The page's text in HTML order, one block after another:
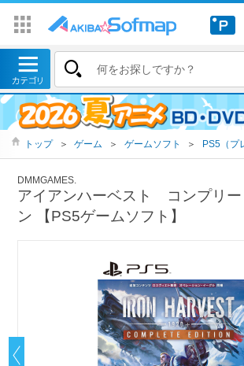
トップ ＞ ゲーム ＞ ゲームソフト ＞ PS5（プ
DMMGAMES.
アイアンハーベスト コンプリー
ン 【PS5ゲームソフト】